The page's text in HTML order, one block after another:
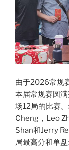
由于2026常规
本届常规赛圆
场12局的比赛
Cheng，Leo
Shan和Jerry
局最高分和单